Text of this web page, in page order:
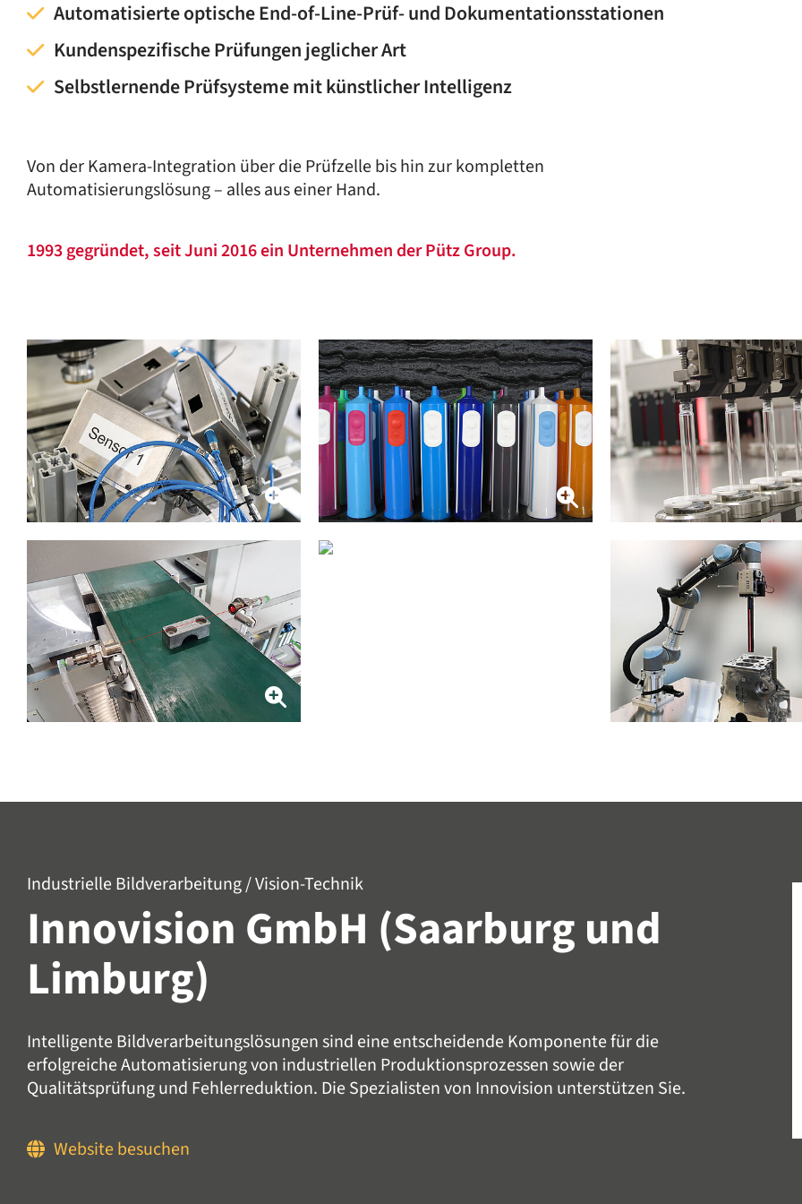
Automatisierte optische End-of-Line-Prüf- und Dokumentationsstationen
Kundenspezifische Prüfungen jeglicher Art
Selbstlernende Prüfsysteme mit künstlicher Intelligenz
Von der Kamera-Integration über die Prüfzelle bis hin zur kompletten
Automatisierungslösung – alles aus einer Hand.
1993 gegründet, seit Juni 2016 ein Unternehmen der Pütz Group.
Industrielle Bildverarbeitung / Vision-Technik
Innovision GmbH (Saarburg und
Limburg)
Intelligente Bildverarbeitungslösungen sind eine entscheidende Komponente für die
erfolgreiche Automatisierung von industriellen Produktionsprozessen sowie der
Qualitätsprüfung und Fehlerreduktion. Die Spezialisten von Innovision unterstützen Sie.
Website besuchen